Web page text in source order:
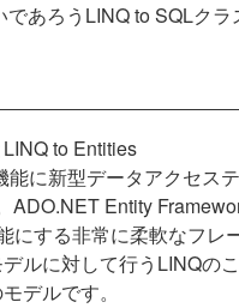
あろうLINQ to SQLク
to Entities
に新型データアクセス
ADO.NET Entity
する非常に柔軟なフレ
ルに対して行うLINQの
デルです。